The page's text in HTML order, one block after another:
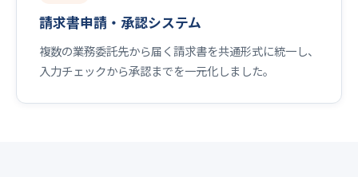
請求書申請・承認システム
複数の業務委託先から届く請求書を共通形式に統一し、
入力チェックから承認までを一元化しました。